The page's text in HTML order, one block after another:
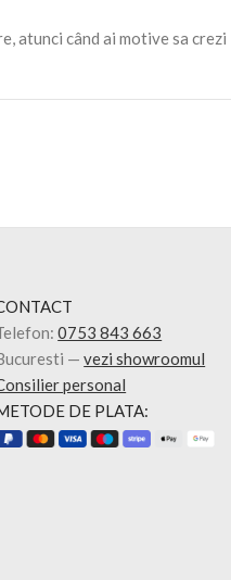
atunci când ai motive sa crezi
0753 843 663
—vezi showroomul
personal
DE PLATA: